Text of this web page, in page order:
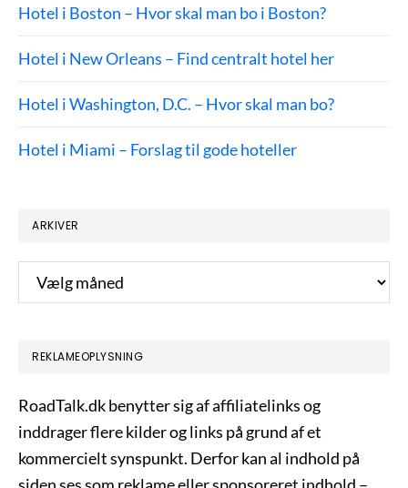
Hotel i Boston – Hvor skal man bo i Boston?
Hotel i New Orleans – Find centralt hotel her
Hotel i Washington, D.C. – Hvor skal man bo?
Hotel i Miami – Forslag til gode hoteller
ARKIVER
Arkiver
REKLAMEOPLYSNING
RoadTalk.dk benytter sig af affiliatelinks og
inddrager flere kilder og links på grund af et
kommercielt synspunkt. Derfor kan al indhold på
siden ses som reklame eller sponsoreret indhold –